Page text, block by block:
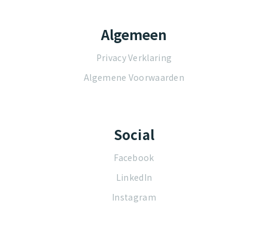
Algemeen
Privacy Verklaring
Algemene Voorwaarden
Social
Facebook
LinkedIn
Instagram